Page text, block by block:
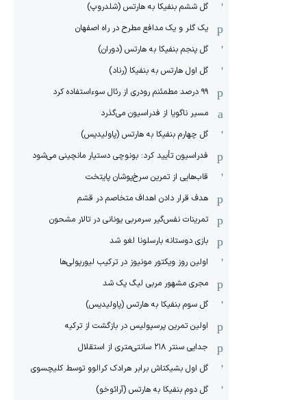
گل ششم بنفیکا به هارتس (شلدروپ)
یک گلر و یک مدافع مطرح در راه اصفهان
گل پنجم بنفیکا به هارتس (دوران)
گل اول هارتس به بنفیکا (رناد)
۹۹ درصد مطمئنم رودری از رئال سوءاستفاده کرد
مسیر ناگویا از فدراسیون می‌گذرد
گل چهارم بنفیکا به هارتس (پاولیدیس)
فدراسیون تأیید کرد: بونوچی دستیار مانچینی می‌شود
قاب‌هایی از تمرین سرخ‌پوشان پایتخت
هدف قرار دادن اهداف متخاصم در قشم
‏تمرینات نفس‌گیر سرمربی یونانی در تالار مشحون
بازی دوستانه بارسلونا لغو شد
اولین روز ویکتور مونیوز در ترکیب لیورپولی‌ها
مجری مشهور مربی لیگ یک شد
گل سوم بنفیکا به هارتس (پاولیدیس)
اولین تمرین پرسپولیس در بازگشت از ترکیه
جدایی سنتر ۲۱۸ سانتی‌متری از استقلال
گل اول بشیکتاش برابر هرادک کرالوو توسط کلیچسوی
گل دوم بنفیکا به هارتس (آرائوخو)